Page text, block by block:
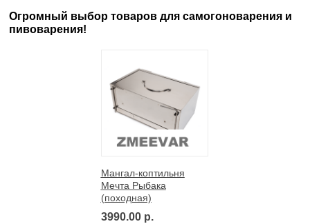
Огромный выбор товаров для самогоноварения и
пивоварения!
Мангал-коптильня
Мечта Рыбака
(походная)
3990.00 р.